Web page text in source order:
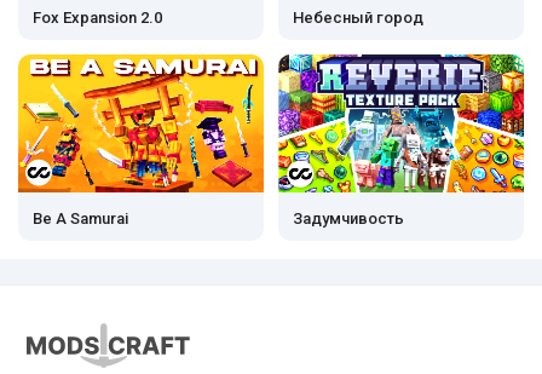
Fox Expansion 2.0 Небесный город
Be A Samurai Задумчивость